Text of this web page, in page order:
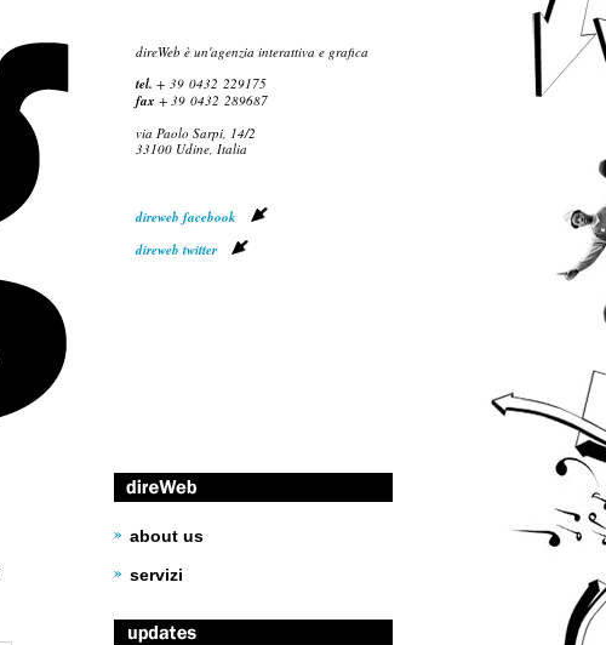
direWeb è un'agenzia interattiva e grafica
tel. + 39 0432 229175
fax + 39 0432 289687
via Paolo Sarpi, 14/2
33100 Udine, Italia
direweb facebook
direweb twitter
about us
servizi